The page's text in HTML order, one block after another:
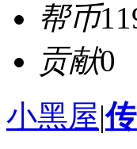
帮币
贡献0
小黑屋|